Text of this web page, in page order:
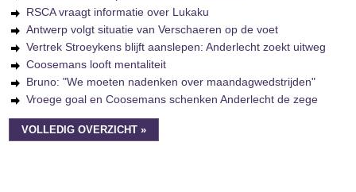
RSCA vraagt informatie over Lukaku
Antwerp volgt situatie van Verschaeren op de voet
Vertrek Stroeykens blijft aanslepen: Anderlecht zoekt uitweg
Coosemans looft mentaliteit
Bruno: "We moeten nadenken over maandagwedstrijden"
Vroege goal en Coosemans schenken Anderlecht de zege
VOLLEDIG OVERZICHT »